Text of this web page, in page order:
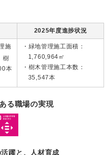
2025年度進捗状況
施
樹
本
緑地管理施工面積：
1,760,964㎡
樹木管理施工本数：
35,547本
る職場の実現
躍と、人材育成